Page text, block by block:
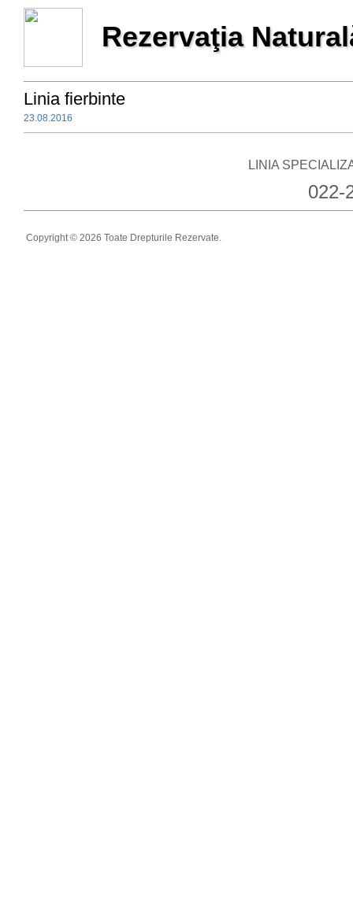
Rezervaţia
Linia fierbinte
23.08.2016
LINIA
022-
Copyright © 2026 Toate Drepturile Rezervate.